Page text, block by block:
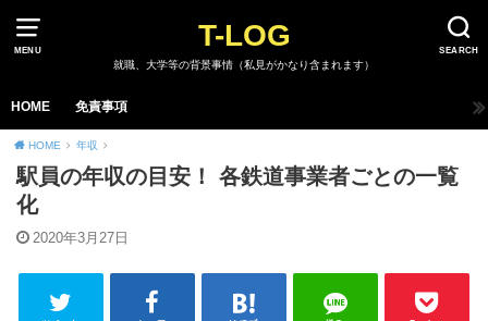
MENU SEARCH
T-LOG
就職、大学等の背景事情（私見がかなり含まれます）
HOME 免責事項
HOME 年収
駅員の年収の目安！ 各鉄道事業者ごとの一覧
化
2020年3月27日